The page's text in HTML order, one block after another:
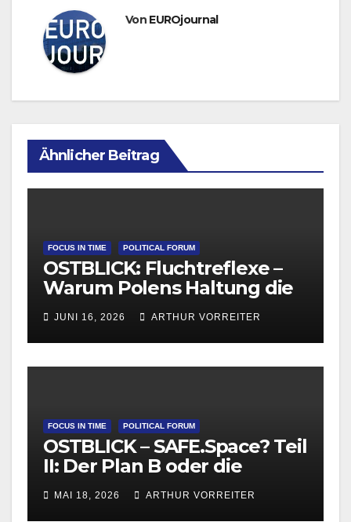
Von EUROjournal
Ähnlicher Beitrag
FOCUS IN TIME POLITICAL FORUM
OSTBLICK: Fluchtreflexe –
Warum Polens Haltung die
europäische
Migrationsdebatte
beeinflusst
JUNI 16, 2026 ARTHUR VORREITER
FOCUS IN TIME POLITICAL FORUM
OSTBLICK – SAFE.Space? Teil
II: Der Plan B oder die
Entwertung des Vetos
MAI 18, 2026 ARTHUR VORREITER